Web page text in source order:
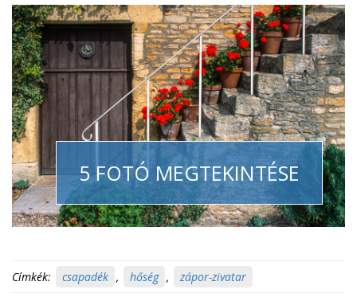
5 FOTÓ MEGTEKINTÉSE
Címkék: csapadék , hőség , zápor-zivatar